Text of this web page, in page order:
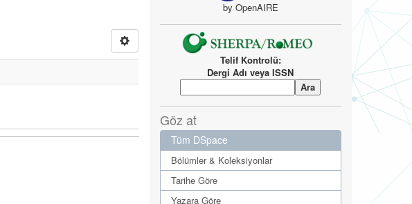
by OpenAIRE
Telif Kontrolü:
Dergi Adı veya ISSN
Göz at
Tüm DSpace
Bölümler & Koleksiyonlar
Tarihe Göre
Yazara Göre